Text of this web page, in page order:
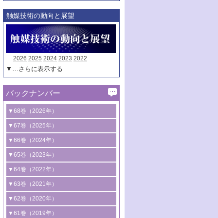
触媒技術の動向と展望
2026 2025 2024 2023 2022
▼…さらに表示する
バックナンバー
▼68巻（2026年）
1号 過酸化水素合成に関する研究動向
2号 コンピューター技術により加速する
触媒開発
3号 有機分子変換やCO 資源化のための
光触媒に関する最近の研究
B号 第137回触媒討論会（2026年）
▼67巻（2025年）
1号 CO
水素化によるグリーン燃料/グリ
ーンケミカル製造
2号 水素製造のための水分解技術に関す
る最近の研究
3号 オレフィン系樹脂の精密合成に関す
る最新技術
4号 アルコール類の効率的変換を実現す
▼66巻（2024年）
1号 低次元ナノ構造を有する触媒材料
2号 規制反応場を活用した固体触媒研究
の新展開
3号 未踏分子変換を目指した酸化触媒プ
ロセスの最前線
4号 シンクロトロン放射光および中性子
▼65巻（2023年）
1号 炭素が関わる触媒機能
2号 プラスチックケミカルリサイクルの
ための触媒技術
3号 非酸化物系金属化合物を基盤とした
▼64巻（2022年）
1号 合成ガス製造とCOを用いるケミカル
ズ合成の最新動向
2号 化学品合成のための合金触媒開発
▼63巻（2021年）
1号 金触媒の新展開
2号 ペロブスカイト
▼62巻（2020年）
1号 触媒設計を拓く欠陥構造のキャラク
▼61巻（2019年）